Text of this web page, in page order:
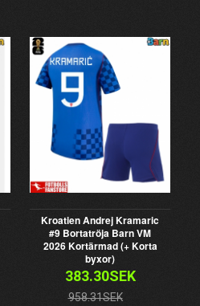
Kroatien Andrej Kramaric
#9 Bortatröja Barn VM
2026 Kortärmad (+ Korta
byxor)
383.30SEK
958.31SEK